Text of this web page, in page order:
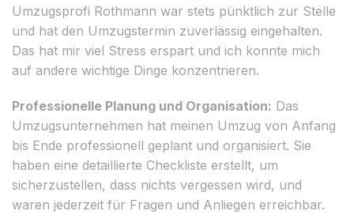
Umzugsprofi Rothmann war stets pünktlich zur Stelle
und hat den Umzugstermin zuverlässig eingehalten.
Das hat mir viel Stress erspart und ich konnte mich
auf andere wichtige Dinge konzentrieren.
Professionelle Planung und Organisation: Das
Umzugsunternehmen hat meinen Umzug von Anfang
bis Ende professionell geplant und organisiert. Sie
haben eine detaillierte Checkliste erstellt, um
sicherzustellen, dass nichts vergessen wird, und
waren jederzeit für Fragen und Anliegen erreichbar.